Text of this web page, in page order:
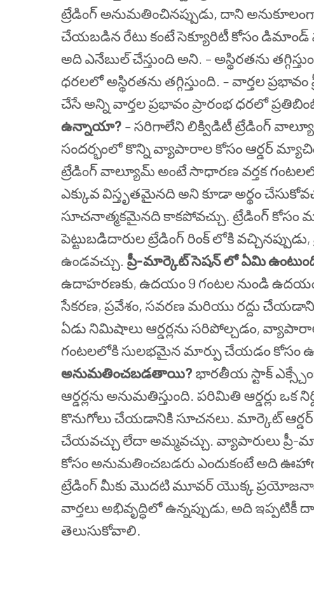
ట్రేడింగ్ అనుమతించినప్పుడు, దాని
చేయబడిన రేటు కంటే సెక్యూరిటీ కోసం డిమాండ్
అది ఎనేబుల్ చేస్తుంది అని. – అస్థిరతను
ధరలలో అస్థిరతను తగ్గిస్తుంది. – వార్తల ప్రభావం
చేసే అన్ని వార్తల ప్రభావం ప్రారంభ ధరలో
ఉన్నాయా? – సరిగాలేని లిక్విడిటీట్రేడింగ్
సందర్భంలో కొన్ని వ్యాపారాల కోసం ఆర్డర్
ట్రేడింగ్ వాల్యూమ్ అంటే సాధారణ వర్తక
ఎక్కువ విస్తృతమైనది అని కూడా అర్థం
సూచనాత్మకమైనది కాకపోవచ్చు. ట్రేడింగ్
పెట్టుబడిదారుల ట్రేడింగ్ రింక్ లోకి
ఉండవచ్చు. ప్రీ-మార్కెట్ సెషన్ లో ఏమి
ఉదాహరణకు, ఉదయం 9 గంటల నుండి ఉదయం
సేకరణ, ప్రవేశం, సవరణ మరియు రద్దు
ఏడు నిమిషాలు ఆర్డర్లను సరిపోల్చడం,
గంటలలోకి సులభమైన మార్పు చేయడం కోసం
అనుమతించబడతాయి? భారతీయ స్టాక్
ఆర్డర్లను అనుమతిస్తుంది. పరిమితి ఆర్డర్లు
కొనుగోలు చేయడానికి సూచనలు. మార్కెట్ ఆర్డర్
చేయవచ్చు లేదా అమ్మవచ్చు. వ్యాపారులు ప్రీ-
కోసం అనుమతించబడరు ఎందుకంటే అది
ట్రేడింగ్ మీకు మొదటి మూవర్ యొక్క
వార్తలు అభివృద్ధిలో ఉన్నప్పుడు, అది
తెలుసుకోవాలి.